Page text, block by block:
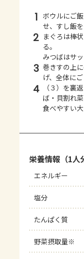
1 ボウルにご
せ、すし飯を
2 まぐろは棒
る。
みつばはサ
3 巻きすの上
げ、全体にご
4
（３）を裏
ば・貝割れ菜
食べやすい大
栄養情報（1人
エネルギー
塩分
たんぱく質
野菜摂取量※